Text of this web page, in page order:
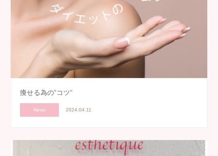
痩せる為の”コツ”
News 2024.04.11